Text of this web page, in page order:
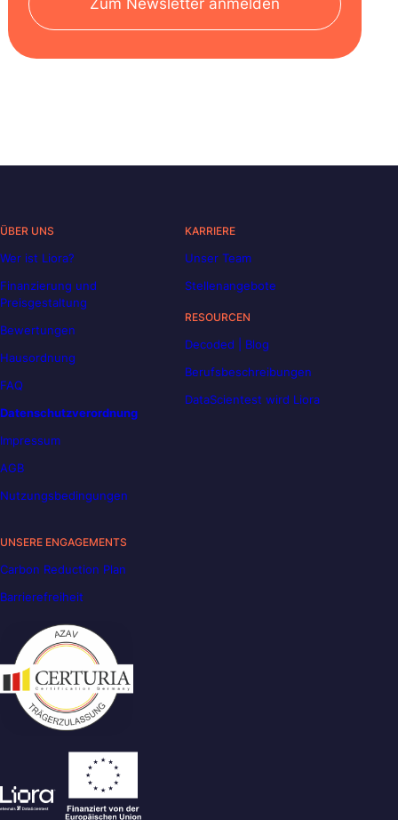
ÜBER UNS
Wer ist Liora?
Finanzierung und
Preisgestaltung
Bewertungen
Hausordnung
FAQ
Datenschutzverordnung
Impressum
AGB
Nutzungsbedingungen
KARRIERE
Unser Team
Stellenangebote
RESOURCEN
Decoded | Blog
Berufsbeschreibungen
DataScientest wird Liora
UNSERE ENGAGEMENTS
Carbon Reduction Plan
Barrierefreiheit